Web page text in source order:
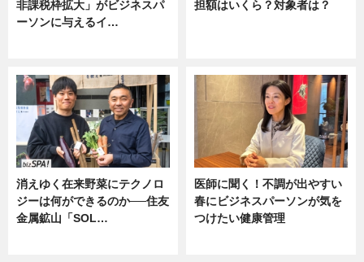
非課税枠拡大」がビジネスパ
ーソンに与えるイ…
担額はいくら？対象者は？
消えゆく在来野菜にテクノロ
ジーは何ができるのか──住友
金属鉱山「SOL…
医師に聞く！不調が出やすい
春にビジネスパーソンが気を
つけたい健康管理